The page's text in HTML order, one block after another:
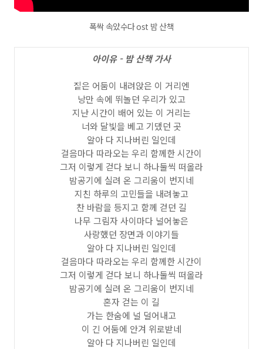
폭싹 속았수다 ost 밤 산책
아이유 - 밤 산책 가사
짙은 어둠이 내려앉은 이 거리엔
낭만 속에 뛰놀던 우리가 있고
지난 시간이 배어 있는 이 거리는
너와 달빛을 베고 기댔던 곳
알아 다 지나버린 일인데
걸음마다 따라오는 우리 함께한 시간이
그저 이렇게 걷다 보니 하나둘씩 떠올라
밤공기에 실려 온 그리움이 번지네
지친 하루의 고민들을 내려놓고
찬 바람을 등지고 함께 걷던 길
나무 그림자 사이마다 널어놓은
사랑했던 장면과 이야기들
알아 다 지나버린 일인데
걸음마다 따라오는 우리 함께한 시간이
그저 이렇게 걷다 보니 하나둘씩 떠올라
밤공기에 실려 온 그리움이 번지네
혼자 걷는 이 길
가는 한숨에 널 덜어내고
이 긴 어둠에 안겨 위로받네
알아 다 지나버린 일인데